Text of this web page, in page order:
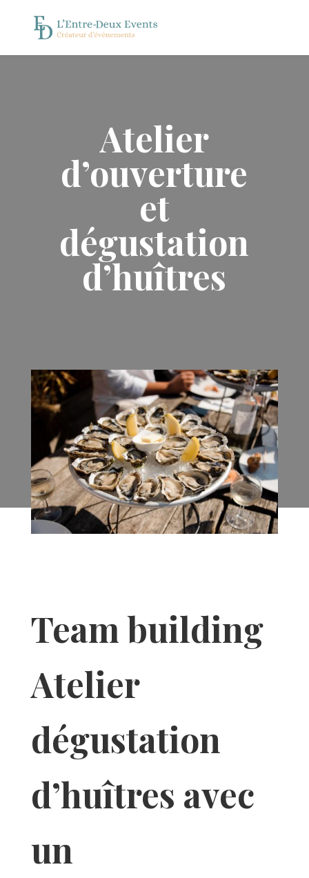
Atelier
d’ouverture
et
dégustation
d’huîtres
Team building
Atelier
dégustation
d’huîtres avec
un